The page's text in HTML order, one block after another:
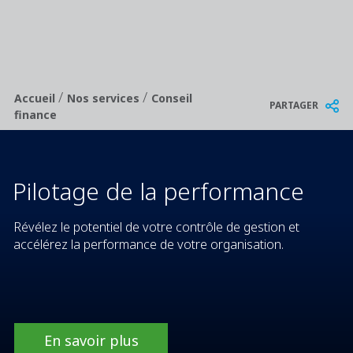
Breadcrumb
Accueil/ Nos services/ Conseil
finance
PARTAGER
Pilotage de la performance
Révélez le potentiel de votre contrôle de gestion et
accélérez la performance de votre organisation.
En savoir plus